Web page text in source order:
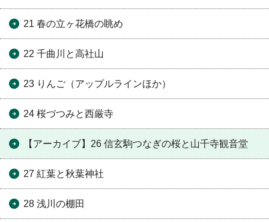
21 春の立ヶ花橋の眺め
22 千曲川と高社山
23 りんご（アップルラインほか）
24 桜づつみと西厳寺
【アーカイブ】26 信玄駒つなぎの桜と山千寺観音堂
27 紅葉と秋葉神社
28 浅川の棚田